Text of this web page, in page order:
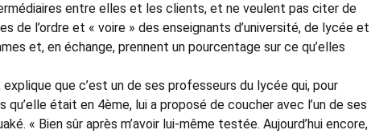
entre elles et les clients, et ne veulent pas citer de
de l’ordre et « voire » des enseignants d’université, de lycée et
et, en échange, prennent un pourcentage sur ce qu’elles
que c’est un de ses professeurs du lycée qui, pour
qu’elle était en 4ème, lui a proposé de coucher avec l’un de ses
« Bien sûr après m’avoir lui-même testée. Aujourd’hui encore,